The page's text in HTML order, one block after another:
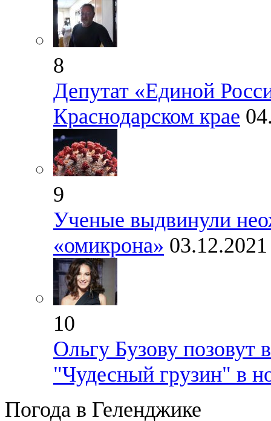
8
Депутат «Единой
Краснодарском крае
9
Ученые выдвинули
«омикрона» 03.12.2021
10
Ольгу Бузову позовут
"Чудесный грузин" в
Погода в Геленджике